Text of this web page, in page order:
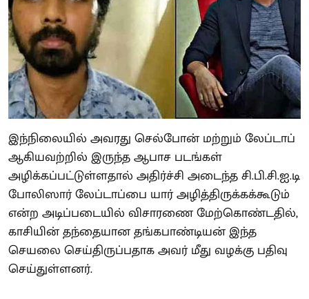
இந்நிலையில் அவரது செல்போன் மற்றும் லேப்டாப்
ஆகியவற்றில் இருந்த ஆபாச படங்கள்
அழிக்கப்பட்டுள்ளதால் அதிர்ச்சி அடைந்த சி.பி.சி.ஐ.டி
போலிஸார் லேப்டாப்பை யார் அழித்திருக்கக்கூடும்
என்ற அடிப்படையில் விசாரணை மேற்கொண்டதில்,
காசியின் தந்தையான தங்கபாண்டியன் இந்த
செயலை செய்திருப்பதாக அவர் மீது வழக்கு பதிவு
செய்துள்ளனர்.